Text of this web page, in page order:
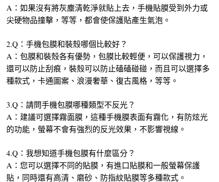
A：如果沒有將灰塵清乾淨就貼上去，手機貼膜受到外力或
尖硬物品撞擊，等等，都會使保護貼產生氣泡。
2.Q：手機包膜和裝殼哪個比較好？
A：包膜和裝殼各有優勢，包膜比較輕便，可以保護視力，
還可以防止刮痕，裝殼可以防止磕磕碰碰，而且可以選擇多
種款式，卡通圖案、浪漫奢華、復古風格，等等。
3.Q：請問手機包膜哪種類型不反光？
A：建議可選擇霧面膜，這種手機膜表面有霧化，有防炫光
的功能，螢幕不會有強烈的反光效果，不影響視線。
4.Q：我想知道手機包膜有什麼區分？
A：您可以選擇不同的貼膜，有進口貼膜和一般螢幕保護
貼，同時還有高清、磨砂、防指紋貼膜等多種款式。